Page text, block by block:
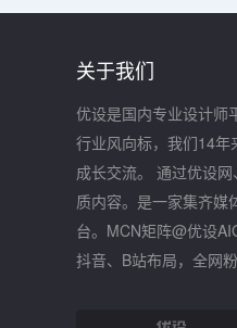
关于我们
优设是国内专业设计师
行业风向标，我们14年
成长交流。 通过优设
质内容。是一家集齐媒
台。MCN矩阵@优设
抖音、B站布局，全网粉